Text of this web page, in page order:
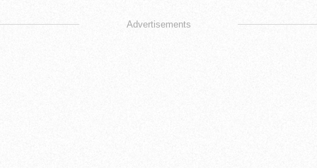
Advertisements